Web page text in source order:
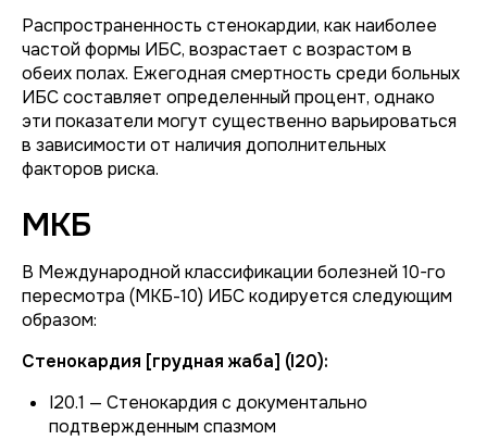
Распространенность стенокардии, как наиболее
частой формы ИБС, возрастает с возрастом в
обеих полах. Ежегодная смертность среди больных
ИБС составляет определенный процент, однако
эти показатели могут существенно варьироваться
в зависимости от наличия дополнительных
факторов риска.
МКБ
В Международной классификации болезней 10-го
пересмотра (МКБ-10) ИБС кодируется следующим
образом:
Стенокардия [грудная жаба] (I20):
I20.1 — Стенокардия с документально
подтвержденным спазмом